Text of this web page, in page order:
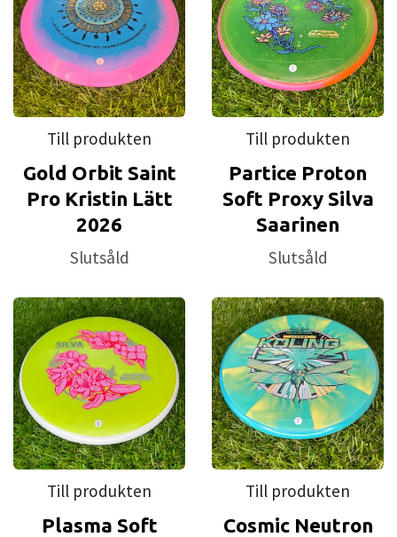
Till produkten
Gold Orbit Saint
Pro Kristin Lätt
2026
Slutsåld
Till produkten
Partice Proton
Soft Proxy Silva
Saarinen
Slutsåld
Till produkten
Plasma Soft
Till produkten
Cosmic Neutron